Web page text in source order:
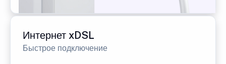
Интернет xDSL
Быстрое подключение